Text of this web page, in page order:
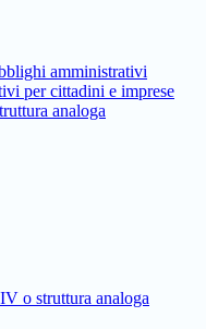
amministrativi
per cittadini e imprese
analoga
o struttura analoga